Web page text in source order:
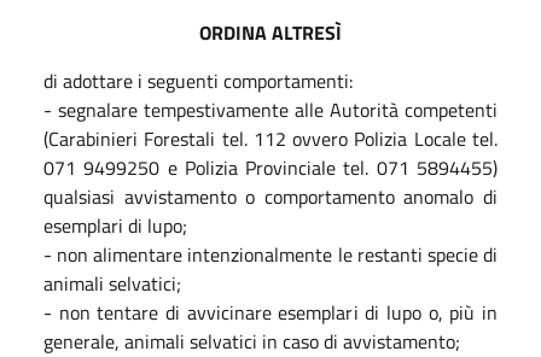
ORDINA ALTRESÌ
di adottare i seguenti comportamenti:
- segnalare tempestivamente alle Autorità competenti
(Carabinieri Forestali tel. 112 ovvero Polizia Locale tel.
071 9499250 e Polizia Provinciale tel. 071 5894455)
qualsiasi avvistamento o comportamento anomalo di
esemplari di lupo;
- non alimentare intenzionalmente le restanti specie di
animali selvatici;
- non tentare di avvicinare esemplari di lupo o, più in
generale, animali selvatici in caso di avvistamento;